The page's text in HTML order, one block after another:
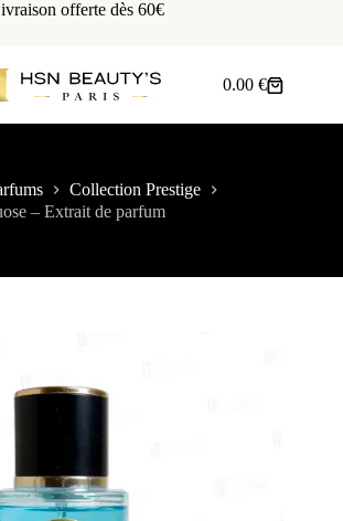
offerte dès 60€
0.00€
Collection Prestige
– Extrait de parfum